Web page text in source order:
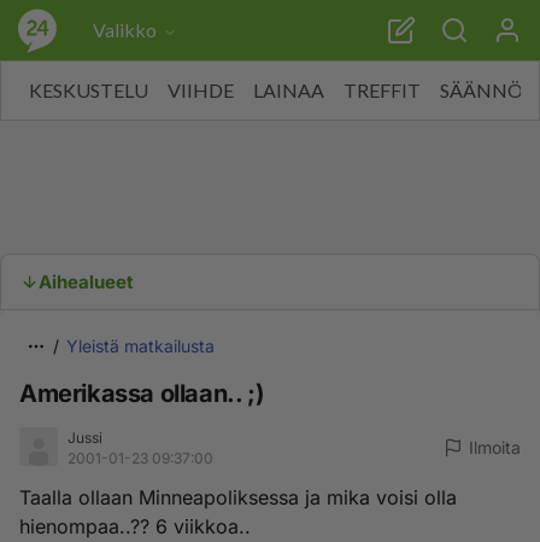
Valikko
KESKUSTELU VIIHDE LAINAA TREFFIT SÄÄNNÖT
Aihealueet
Yleistä matkailusta
Amerikassa ollaan.. ;)
Jussi
2001-01-23 09:37:00
Ilmoita
Taalla ollaan Minneapoliksessa ja mika voisi olla
hienompaa..?? 6 viikkoa..